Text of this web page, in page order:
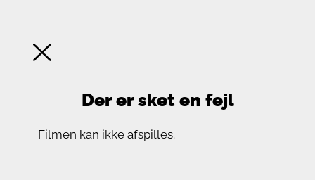
Der er sket en fejl
Filmen kan ikke afspilles.